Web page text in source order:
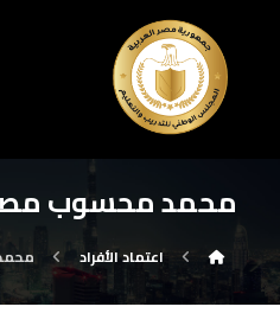
محمد محسوب
اعتماد الأفراد